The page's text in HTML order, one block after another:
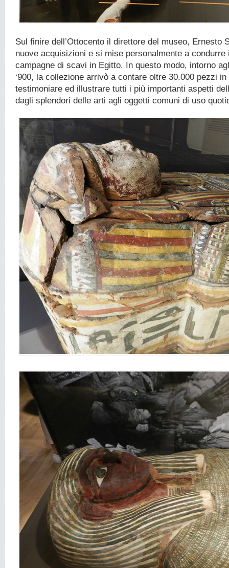
Sul finire dell’Ottocento il direttore del museo, Ernesto
nuove acquisizioni e si mise personalmente a condurre
campagne di scavi in Egitto. In questo modo, intorno
‘900, la collezione arrivò a contare oltre 30.000 pezzi in
testimoniare ed illustrare tutti i più importanti aspetti
dagli splendori delle arti agli oggetti comuni di uso